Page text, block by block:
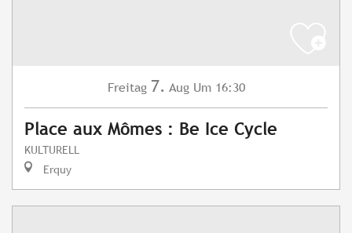
Freitag 7. Aug Um 16:30
Place aux Mômes : Be Ice Cycle
KULTURELL
Erquy